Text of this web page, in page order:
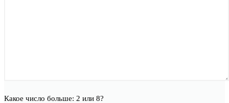
Какое число больше: 2 или 8?